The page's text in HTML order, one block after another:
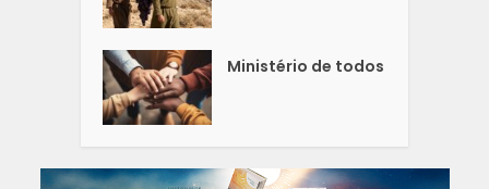
Ministério de todos